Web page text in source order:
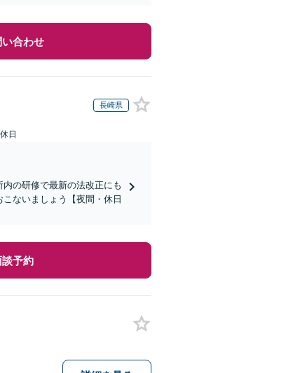
い合わせ
長崎県
日
の研修で最新の法改正にも
ないましょう【夜間・休日
談予約